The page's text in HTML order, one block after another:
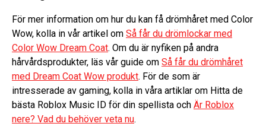
För mer information om hur du kan få drömhåret med Color
Wow, kolla in vår artikel om Så får du drömlockar med
Color Wow Dream Coat. Om du är nyfiken på andra
hårvårdsprodukter, läs vår guide om Så får du drömhåret
med Dream Coat Wow produkt. För de som är
intresserade av gaming, kolla in våra artiklar om Hitta de
bästa Roblox Music ID för din spellista och Är Roblox
nere? Vad du behöver veta nu.